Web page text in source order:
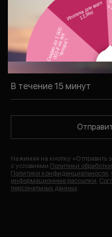
Ваш персональный
свяжется с Вами в
В течение 15 минут
Нажимая на кнопку «Отправить
с условиями Политики
Политики конфиденциальности
информационные рассылки
персональных данных